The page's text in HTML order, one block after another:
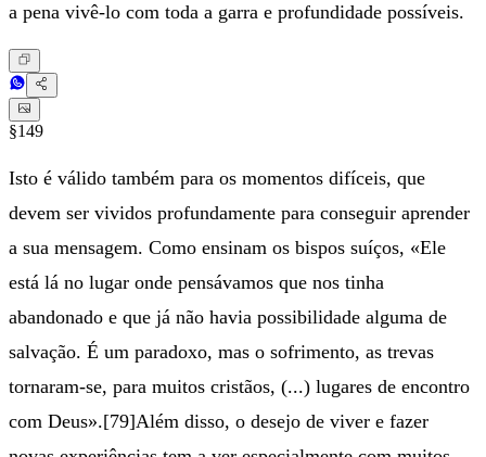
a pena vivê-lo com toda a garra e profundidade possíveis.
§149
Isto é válido também para os momentos difíceis, que
devem ser vividos profundamente para conseguir aprender
a sua mensagem. Como ensinam os bispos suíços, «Ele
está lá no lugar onde pensávamos que nos tinha
abandonado e que já não havia possibilidade alguma de
salvação. É um paradoxo, mas o sofrimento, as trevas
tornaram-se, para muitos cristãos, (...) lugares de encontro
com Deus».[79]Além disso, o desejo de viver e fazer